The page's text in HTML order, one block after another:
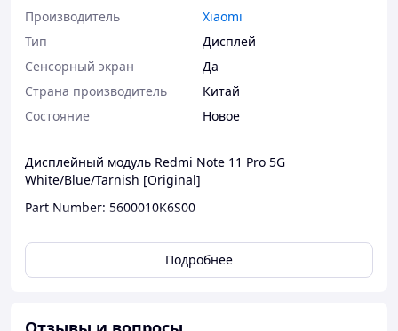
Производитель
Xiaomi
Тип
Дисплей
Сенсорный экран
Да
Страна производитель
Китай
Состояние
Новое
Дисплейный модуль Redmi Note 11 Pro 5G
White/Blue/Tarnish [Original]
Part Number: 5600010K6S00
Совместимость: Redmi Note 11 Pro 5G
Тип : Дисплейный модуль (экран)
Подробнее